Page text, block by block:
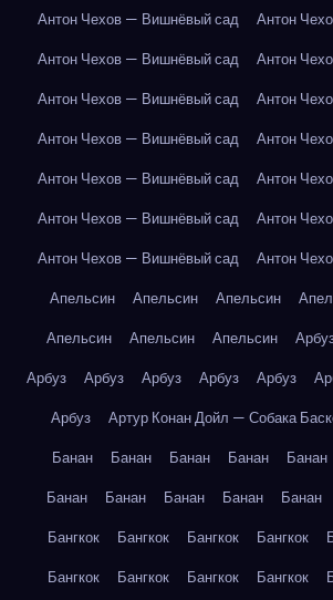
Антон Чехов — Вишнёвый сад
Антон
Антон Чехов — Вишнёвый сад
Антон
Антон Чехов — Вишнёвый сад
Антон
Антон Чехов — Вишнёвый сад
Антон
Антон Чехов — Вишнёвый сад
Антон
Антон Чехов — Вишнёвый сад
Антон
Антон Чехов — Вишнёвый сад
Антон
Апельсин
Апельсин Апельсин
Апельсин
Апельсин Апельсин
Арбуз
Арбуз Арбуз Арбуз Арбуз
Арбуз
Артур Конан Дойл — Собака
Банан
Банан Банан Банан Банан
Банан
Банан Банан Банан Банан
Бангкок
Бангкок Бангкок Бангкок
Бангкок
Бангкок Бангкок Бангкок